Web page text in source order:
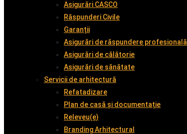
Asigurări CASCO
Răspunderi Civile
Garanții
Asigurări de răspundere profesională
Asigurări de călătorie
Asigurări de sănătate
Servicii de arhitectură
Refatadizare
Plan de casă și documentație
Releveu(e)
Branding Arhitectural